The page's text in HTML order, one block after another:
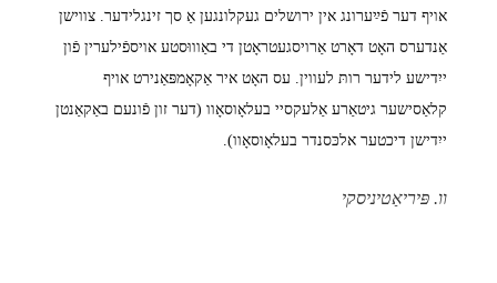
אויף דער פֿײַערונג אין ירושלים געקלונגען אַ סך זינגלידער. צווישן
אַנדערס האָט דאָרט אַרויסגעטראָטן די באַוווּסטע אויספֿילערין פֿון
ייִדישע לידער רותּ לעווין. עס האָט איר אַקאָמפּאַנירט אויף
קלאַסישער גיטאַרע אַלעקסיי בעלאָוסאָוו (דער זון פֿונעם באַקאַנטן
ייִדישן דיכטער אלכּסנדר בעלאָוסאָוו).
וו. פּיריאַטיניסקי